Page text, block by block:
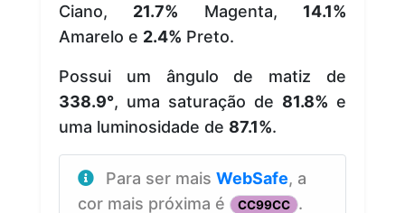
Ciano, 21.7% Magenta, 14.1%
Amarelo e 2.4% Preto.
Possui um ângulo de matiz de
338.9°, uma saturação de 81.8% e
uma luminosidade de 87.1%.
Para ser mais WebSafe, a
cor mais próxima é
CC99CC .